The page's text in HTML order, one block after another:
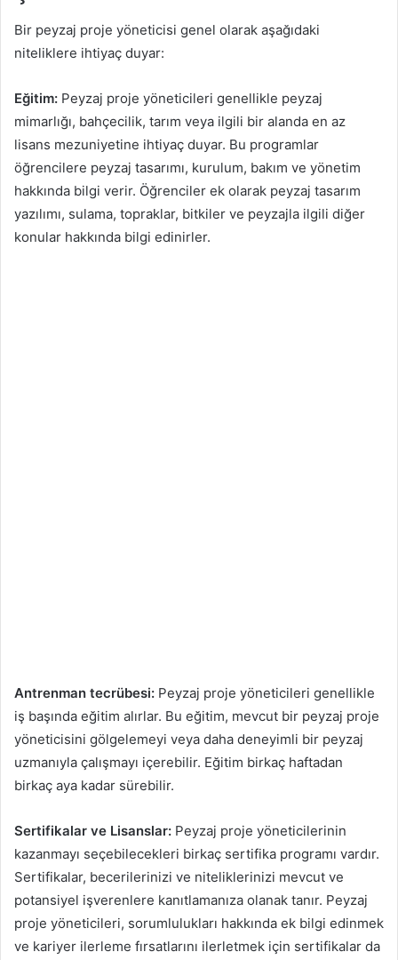
Bir peyzaj proje yöneticisi genel olarak aşağıdaki
niteliklere ihtiyaç duyar:
Eğitim: Peyzaj proje yöneticileri genellikle peyzaj
mimarlığı, bahçecilik, tarım veya ilgili bir alanda en az
lisans mezuniyetine ihtiyaç duyar. Bu programlar
öğrencilere peyzaj tasarımı, kurulum, bakım ve yönetim
hakkında bilgi verir. Öğrenciler ek olarak peyzaj tasarım
yazılımı, sulama, topraklar, bitkiler ve peyzajla ilgili diğer
konular hakkında bilgi edinirler.
Antrenman tecrübesi: Peyzaj proje yöneticileri genellikle
iş başında eğitim alırlar. Bu eğitim, mevcut bir peyzaj proje
yöneticisini gölgelemeyi veya daha deneyimli bir peyzaj
uzmanıyla çalışmayı içerebilir. Eğitim birkaç haftadan
birkaç aya kadar sürebilir.
Sertifikalar ve Lisanslar: Peyzaj proje yöneticilerinin
kazanmayı seçebilecekleri birkaç sertifika programı vardır.
Sertifikalar, becerilerinizi ve niteliklerinizi mevcut ve
potansiyel işverenlere kanıtlamanıza olanak tanır. Peyzaj
proje yöneticileri, sorumlulukları hakkında ek bilgi edinmek
ve kariyer ilerleme fırsatlarını ilerletmek için sertifikalar da